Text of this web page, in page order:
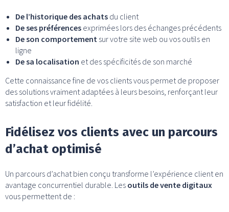
De l’historique des achats du client
De ses préférences exprimées lors des échanges précédents
De son comportement sur votre site web ou vos outils en
ligne
De sa localisation et des spécificités de son marché
Cette connaissance fine de vos clients vous permet de proposer
des solutions vraiment adaptées à leurs besoins, renforçant leur
satisfaction et leur fidélité.
Fidélisez vos clients avec un parcours
d’achat optimisé
Un parcours d’achat bien conçu transforme l’expérience client en
avantage concurrentiel durable. Les outils de vente digitaux
vous permettent de :